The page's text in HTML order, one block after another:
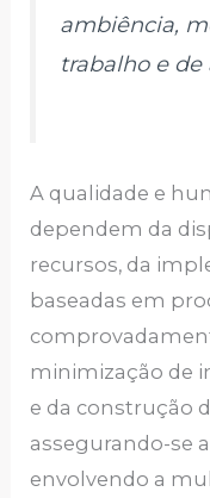
ambiência,
trabalho e
A qualidade e
dependem da
recursos, da
baseadas em
minimização de
e da construção
assegurando-se
envolvendo a